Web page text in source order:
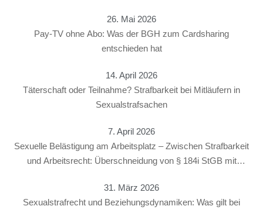
26. Mai 2026
Pay-TV ohne Abo: Was der BGH zum Cardsharing
entschieden hat
14. April 2026
Täterschaft oder Teilnahme? Strafbarkeit bei Mitläufern in
Sexualstrafsachen
7. April 2026
Sexuelle Belästigung am Arbeitsplatz – Zwischen Strafbarkeit
und Arbeitsrecht: Überschneidung von § 184i StGB mit
31. März 2026
Sexualstrafrecht und Beziehungsdynamiken: Was gilt bei